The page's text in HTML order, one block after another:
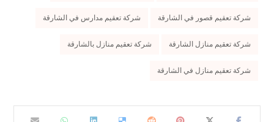
شركة تعقيم قصور في الشارقة شركة تعقيم مدارس في الشارقة
شركة تعقيم منازل الشارقة شركة تعقيم منازل بالشارقة
شركة تعقيم منازل في الشارقة